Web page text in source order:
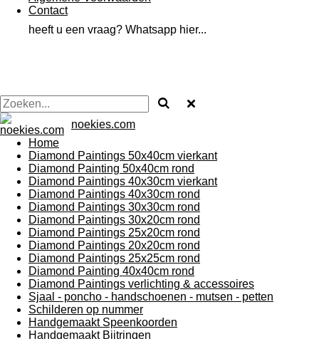
Contact
heeft u een vraag? Whatsapp hier...
noekies.com
Home
Diamond Paintings 50x40cm vierkant
Diamond Painting 50x40cm rond
Diamond Paintings 40x30cm vierkant
Diamond Paintings 40x30cm rond
Diamond Paintings 30x30cm rond
Diamond Paintings 30x20cm rond
Diamond Paintings 25x20cm rond
Diamond Paintings 20x20cm rond
Diamond Paintings 25x25cm rond
Diamond Painting 40x40cm rond
Diamond Paintings verlichting & accessoires
Sjaal - poncho - handschoenen - mutsen - petten
Schilderen op nummer
Handgemaakt Speenkoorden
Handgemaakt Bijtringen